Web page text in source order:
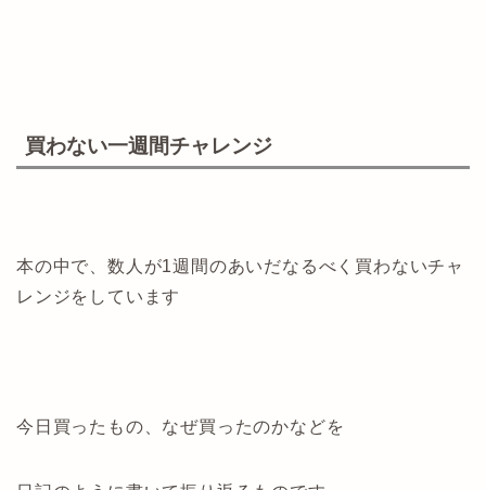
買わない一週間チャレンジ
本の中で、数人が1週間のあいだなるべく買わないチャ
レンジをしています
今日買ったもの、なぜ買ったのかなどを